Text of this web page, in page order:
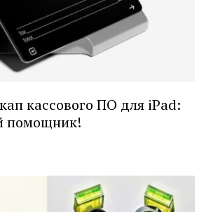
кассового ПО для iPad:
помощник!